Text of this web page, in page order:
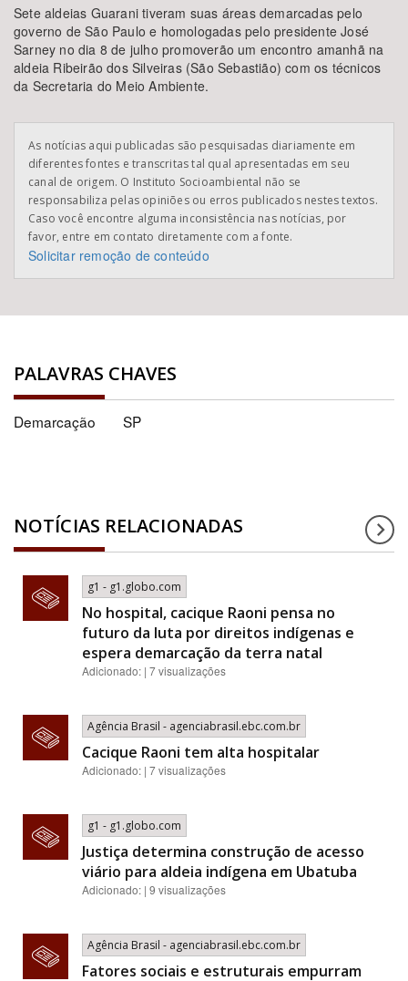
BUSCAR
Sete aldeias Guarani tiveram suas áreas demarcadas pelo
governo de São Paulo e homologadas pelo presidente José
Sarney no dia 8 de julho promoverão um encontro amanhã na
aldeia Ribeirão dos Silveiras (São Sebastião) com os técnicos
da Secretaria do Meio Ambiente.
As notícias aqui publicadas são pesquisadas diariamente em
diferentes fontes e transcritas tal qual apresentadas em seu
canal de origem. O Instituto Socioambiental não se
responsabiliza pelas opiniões ou erros publicados nestes textos.
Caso você encontre alguma inconsistência nas notícias, por
favor, entre em contato diretamente com a fonte.
Solicitar remoção de conteúdo
PALAVRAS CHAVES
Demarcação SP
NOTÍCIAS RELACIONADAS
g1 - g1.globo.com
No hospital, cacique Raoni pensa no
futuro da luta por direitos indígenas e
espera demarcação da terra natal
Adicionado: | 7 visualizações
Agência Brasil - agenciabrasil.ebc.com.br
Cacique Raoni tem alta hospitalar
Adicionado: | 7 visualizações
g1 - g1.globo.com
Justiça determina construção de acesso
viário para aldeia indígena em Ubatuba
Adicionado: | 9 visualizações
Agência Brasil - agenciabrasil.ebc.com.br
Fatores sociais e estruturais empurram